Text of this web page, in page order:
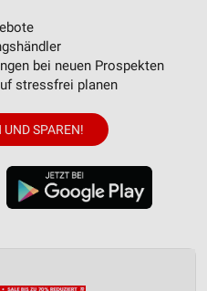
bei neuen Prospekten
stressfrei planen
SPAREN!